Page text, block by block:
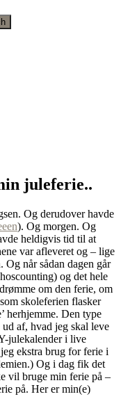
juleferie..
Og derudover havde
). Og morgen. Og
heldigvis tid til at
var afleveret og – lige
når sådan dagen går
og det hele
om den ferie, om
skoleferien flasker
herhjemme. Den type
af, hvad jeg skal leve
julekalender i live
ekstra brug for ferie i
Og i dag fik det
vil bruge min ferie på –
på. Her er min(e)